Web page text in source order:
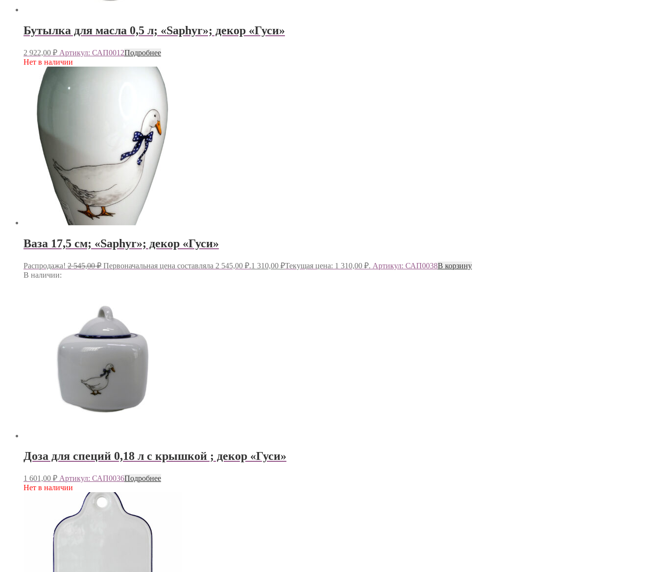
Бутылка для масла 0,5 л; «Saphyr»; декор «Гуси»
2 922,00 ₽ Артикул: САП0012Подробнее
Нет в наличии
Ваза 17,5 см; «Saphyr»; декор «Гуси»
Распродажа! 2 545,00₽ Первоначальная цена составляла 2 545,00 ₽.1 310,00 ₽Текущая цена: 1 310,00 ₽. Артикул: САП0038В корзину
В наличии:
Доза для специй 0,18 л с крышкой ; декор «Гуси»
1 601,00 ₽ Артикул: САП0036Подробнее
Нет в наличии